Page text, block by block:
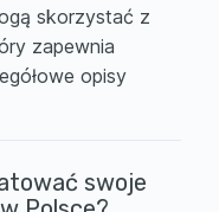
skorzystać z
zapewnia
opisy
swoje